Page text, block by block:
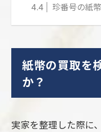
4.4 珍番号の紙幣
紙幣の買取を
か？
実家を整理した際に